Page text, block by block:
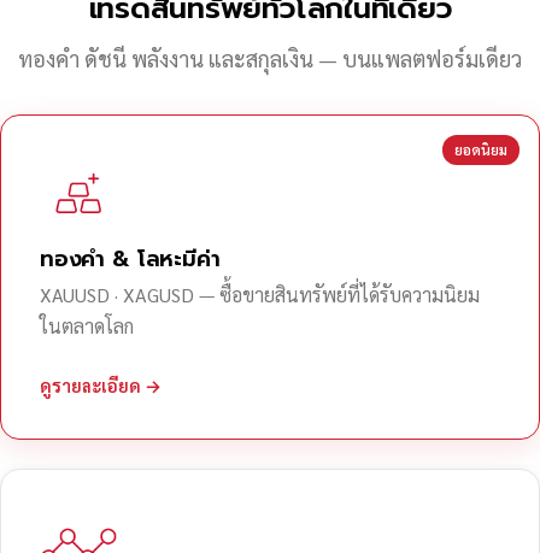
ทองคำ ดัชนี พลังงาน และสกุลเงิน — บนแพลตฟอร์มเดียว
ยอดนิยม
ทองคำ & โลหะมีค่า
XAUUSD · XAGUSD — ซื้อขายสินทรัพย์ที่ได้รับความนิยม
ในตลาดโลก
ดูรายละเอียด →